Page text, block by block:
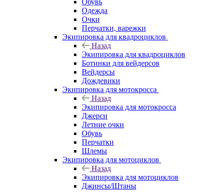
Обувь
Одежда
Очки
Перчатки, варежки
Экипировка для квадроциклов
Назад
Экипировка для квадроциклов
Ботинки для вейдерсов
Вейдерсы
Дождевики
Экипировка для мотокросса
Назад
Экипировка для мотокросса
Джерси
Летние очки
Обувь
Перчатки
Шлемы
Экипировка для мотоциклов
Назад
Экипировка для мотоциклов
Джинсы/Штаны